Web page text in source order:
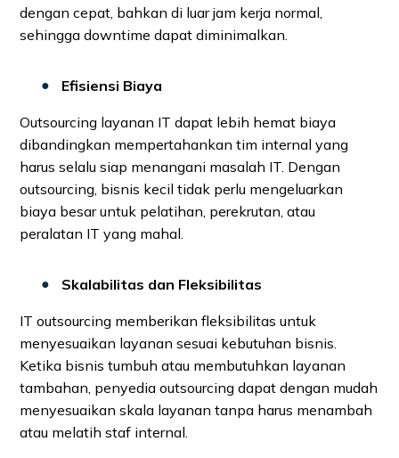
dengan cepat, bahkan di luar jam kerja normal,
sehingga downtime dapat diminimalkan.
Efisiensi Biaya
Outsourcing layanan IT dapat lebih hemat biaya
dibandingkan mempertahankan tim internal yang
harus selalu siap menangani masalah IT. Dengan
outsourcing, bisnis kecil tidak perlu mengeluarkan
biaya besar untuk pelatihan, perekrutan, atau
peralatan IT yang mahal.
Skalabilitas dan Fleksibilitas
IT outsourcing memberikan fleksibilitas untuk
menyesuaikan layanan sesuai kebutuhan bisnis.
Ketika bisnis tumbuh atau membutuhkan layanan
tambahan, penyedia outsourcing dapat dengan mudah
menyesuaikan skala layanan tanpa harus menambah
atau melatih staf internal.